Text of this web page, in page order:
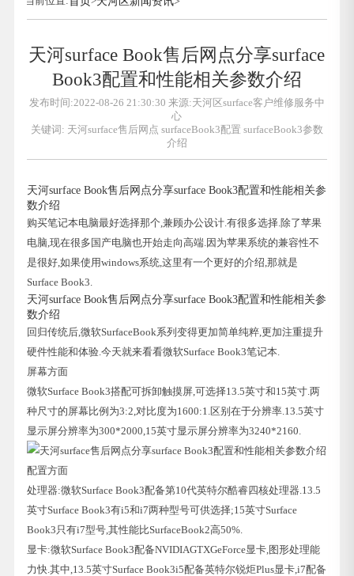
天河surface Book售后网点分享surface
Book3配置和性能相关参数介绍
发布时间:2022-08-26 21:30:30 来源:天河区surface客户维修服务中
心
关键词: 天河surface售后网点 surfaceBook3配置 surfaceBook3参数
介绍
天河surface Book售后网点分享surface Book3配置和性能相关参
数介绍
购买笔记本电脑最好选择那个,兼顾办公设计.有很多选择.除了苹果
电脑,现在很多国产电脑也开始走向高端.因为苹果系统的兼容性不
是很好,如果使用windows系统,这里有一个更好的介绍,那就是
Surface Book3.
天河surface Book售后网点分享surface Book3配置和性能相关参
数介绍
回归传统后,微软SurfaceBook系列变得更加简单纯粹,更加注重提升
硬件性能和体验.今天就来看看微软Surface Book3笔记本.
屏幕方面
微软Surface Book3搭配可拆卸触摸屏,可选择13.5英寸和15英寸.两
种尺寸的屏幕比例为3:2,对比度为1600:1.区别在于分辨率.13.5英寸
显示屏分辨率为300*2000,15英寸显示屏分辨率为3240*2160.
配置方面
处理器:微软Surface Book3配备第10代英特尔酷睿四核处理器.13.5
英寸Surface Book3有i5和i7两种型号可供选择;15英寸Surface
Book3只有i7型号,其性能比SurfaceBook2高50%.
显卡:微软Surface Book3配备NVIDIAGTXGeForce显卡,图形处理能
力快.其中,13.5英寸Surface Book3i5配备英特尔锐炬Plus显卡,i7配备